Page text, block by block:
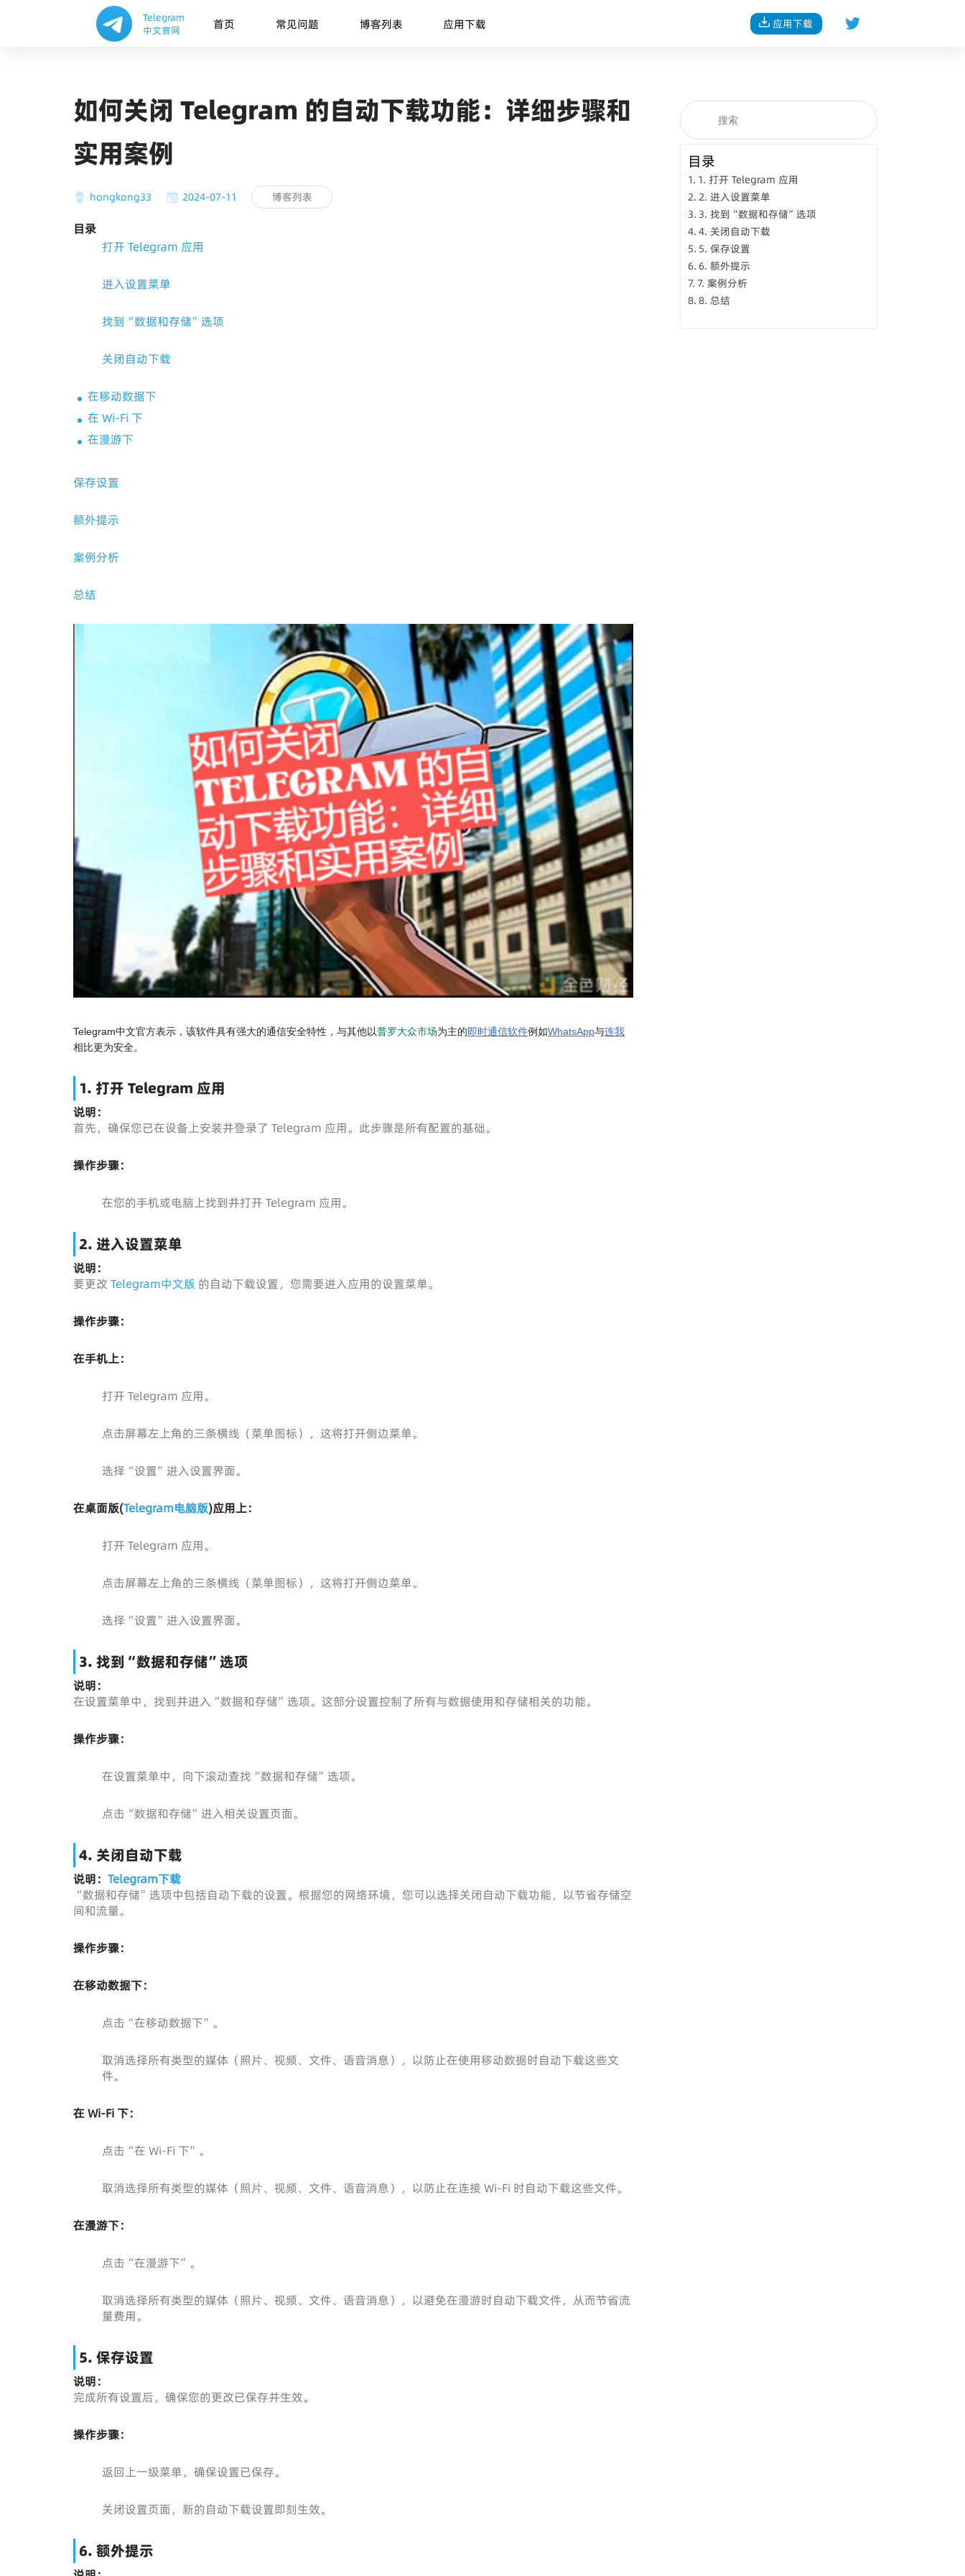
Telegram
中文官网
首页 常见问题 博客列表 应用下载 应用下载
如何关闭 Telegram 的自动下载功能：详细步骤和
实用案例
hongkong33 2024-07-11 博客列表
目录
打开 Telegram 应用
进入设置菜单
找到“数据和存储”选项
关闭自动下载
在移动数据下
在 Wi-Fi 下
在漫游下
保存设置
额外提示
案例分析
总结
Telegram中文官方表示，该软件具有强大的通信安全特性，与其他以普罗大众市场为主的即时通信软件例如WhatsApp与连我
相比更为安全。
1. 打开 Telegram 应用
说明：
首先，确保您已在设备上安装并登录了 Telegram 应用。此步骤是所有配置的基础。
操作步骤：
在您的手机或电脑上找到并打开 Telegram 应用。
2. 进入设置菜单
说明：
要更改 Telegram中文版 的自动下载设置，您需要进入应用的设置菜单。
操作步骤：
在手机上：
打开 Telegram 应用。
点击屏幕左上角的三条横线（菜单图标），这将打开侧边菜单。
选择“设置”进入设置界面。
在桌面版(Telegram电脑版)应用上：
打开 Telegram 应用。
点击屏幕左上角的三条横线（菜单图标），这将打开侧边菜单。
选择“设置”进入设置界面。
3. 找到“数据和存储”选项
说明：
在设置菜单中，找到并进入“数据和存储”选项。这部分设置控制了所有与数据使用和存储相关的功能。
操作步骤：
在设置菜单中，向下滚动查找“数据和存储”选项。
点击“数据和存储”进入相关设置页面。
4. 关闭自动下载
说明： Telegram下载
“数据和存储”选项中包括自动下载的设置。根据您的网络环境，您可以选择关闭自动下载功能，以节省存储空
间和流量。
操作步骤：
在移动数据下：
点击“在移动数据下”。
取消选择所有类型的媒体（照片、视频、文件、语音消息），以防止在使用移动数据时自动下载这些文
件。
在 Wi-Fi 下：
点击“在 Wi-Fi 下”。
取消选择所有类型的媒体（照片、视频、文件、语音消息），以防止在连接 Wi-Fi 时自动下载这些文件。
在漫游下：
点击“在漫游下”。
取消选择所有类型的媒体（照片、视频、文件、语音消息），以避免在漫游时自动下载文件，从而节省流
量费用。
5. 保存设置
说明：
完成所有设置后，确保您的更改已保存并生效。
操作步骤：
返回上一级菜单，确保设置已保存。
关闭设置页面，新的自动下载设置即刻生效。
6. 额外提示
目录
1. 打开 Telegram 应用
2. 进入设置菜单
3. 找到“数据和存储”选项
4. 关闭自动下载
5. 保存设置
6. 额外提示
7. 案例分析
8. 总结